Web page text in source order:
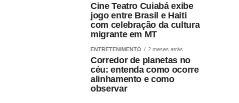
Cine Teatro Cuiabá exibe
jogo entre Brasil e Haiti
com celebração da cultura
migrante em MT
ENTRETENIMENTO 2 meses atrás
Corredor de planetas no
céu: entenda como ocorre
alinhamento e como
observar